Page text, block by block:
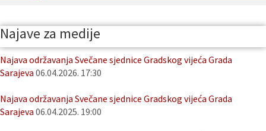
Najave za medije
Najava održavanja Svečane sjednice Gradskog vijeća Grada
Sarajeva 06.04.2026. 17:30
Najava održavanja Svečane sjednice Gradskog vijeća Grada
Sarajeva 06.04.2025. 19:00